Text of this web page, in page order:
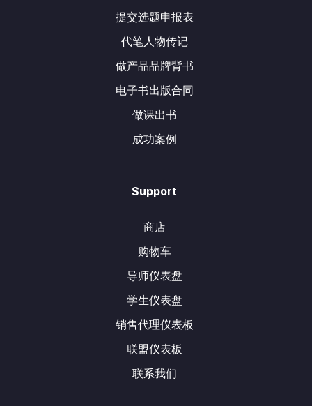
提交选题申报表
代笔人物传记
做产品品牌背书
电子书出版合同
做课出书
成功案例
Support
商店
购物车
导师仪表盘
学生仪表盘
销售代理仪表板
联盟仪表板
联系我们